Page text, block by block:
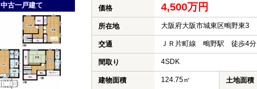
中古一戸建て 価格 4,500万円
所在地 大阪府大阪市城東区鴫野東3
交通 ＪＲ片町線 鴫野駅 徒歩4分
間取り 4SDK
建物面積 124.75㎡ 土地面積